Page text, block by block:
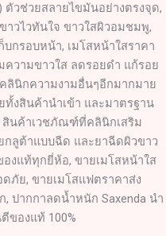
วช่วยสลายไขมันอย่างตรงจุด,
วไวทันใจ ขาวใสผิวอมชมพู,
บกรอบหน้า, เมโสหน้าใสราคา
วามขาวใส ลดรอยดำ แก้รอย
ลินิกความงามอื่นๆอีกมากมาย
ทั้งสินค้านำเข้า และมาตรฐาน
นค้าเวชภัณฑ์ที่คลินิกเสริม
กลูต้าแบบฉีด และยาฉีดผิวขาว
งแท้ทุกยี่ห้อ, ขายเมโสหน้าใส
ภัย, ขายเมโสแฟตราคาส่ง
ปากกาลดน้ำหนัก Saxenda นำ
ของแท้ 100%